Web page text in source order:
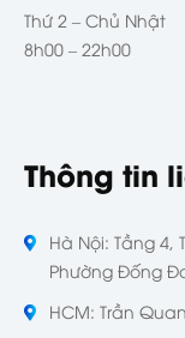
Thứ 2 – Chủ Nhật
8h00 – 22h00
Thông tin
Hà Nội: Tầng 4,
Phường Đống
HCM: Trần